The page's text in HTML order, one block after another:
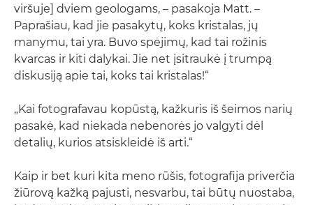
viršuje] dviem geologams, – pasakoja Matt. –
Paprašiau, kad jie pasakytų, koks kristalas, jų
manymu, tai yra. Buvo spėjimų, kad tai rožinis
kvarcas ir kiti dalykai. Jie net įsitraukė į trumpą
diskusiją apie tai, koks tai kristalas!“
„Kai fotografavau kopūstą, kažkuris iš šeimos narių
pasakė, kad niekada nebenorės jo valgyti dėl
detalių, kurios atsiskleidė iš arti.“
Kaip ir bet kuri kita meno rūšis, fotografija priverčia
žiūrovą kažką pajusti, nesvarbu, tai būtų nuostaba,